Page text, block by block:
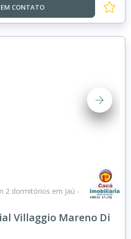
CONTATO
2 dormitórios em Jaú -
Villaggio Mareno Di